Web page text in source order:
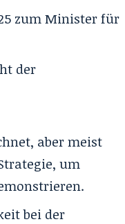
zum Minister für
der
aber meist
um
bei der